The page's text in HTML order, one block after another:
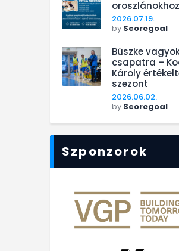
2026.07.19.
by Scoregoal
Büszke
csapatra –
Károly
szezont
2026.06.02.
by Scoregoal
Szponzorok